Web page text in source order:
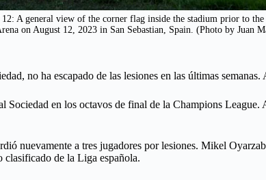
A general view of the corner flag inside the stadium prior to the
on August 12, 2023 in San Sebastian, Spain. (Photo by Juan
no ha escapado de las lesiones en las últimas
Sociedad en los octavos de final de la Champions
nuevamente a tres jugadores por lesiones. Mikel
clasificado de la Liga española.